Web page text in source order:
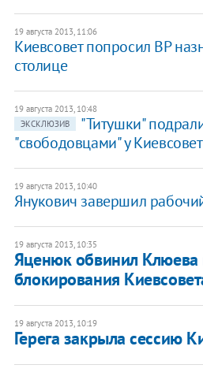
19 августа 2013, 11:06
Киевсовет попросил ВР
столице
19 августа 2013, 10:48
ЭКСКЛЮЗИВ
"Титушки"
"свободовцами" у
19 августа 2013, 10:40
​Янукович завершил
19 августа 2013, 10:35
Яценюк обвинил Клюева
блокирования
19 августа 2013, 10:19
Герега закрыла сессию